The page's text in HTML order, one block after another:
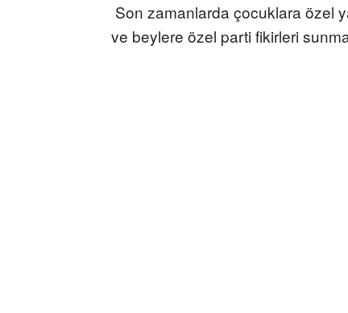
Son zamanlarda çocuklara özel
ve beylere özel parti fikirleri